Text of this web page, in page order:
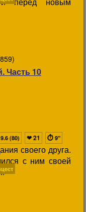
Часть 10
своего друга.
с ним своей
9.6 (80) ❤21 ⏱ 9"